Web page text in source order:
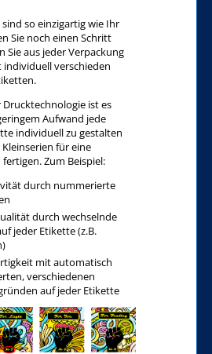
so einzigartig wie Ihr
Sie noch einen Schritt
Sie aus jeder Verpackung
verschieden
Drucktechnologie ist es
Aufwand jede
individuell zu gestalten
für eine
Zum Beispiel:
durch nummerierte
durch wechselnde
jeder Etikette (z.B.
mit automatisch
verschiedenen
auf jeder Etikette